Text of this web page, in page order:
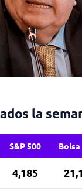
la
S&P 500 Bolsa
4,185